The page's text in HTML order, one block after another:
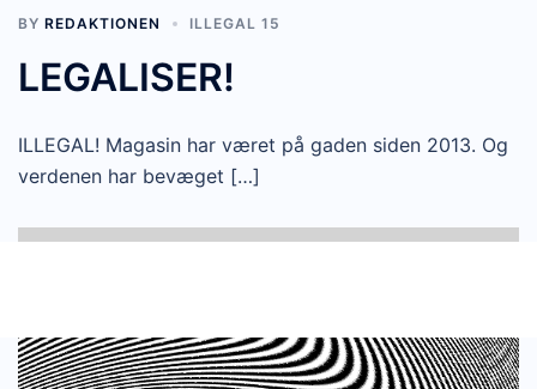
BY REDAKTIONEN ILLEGAL 15
LEGALISER!
ILLEGAL! Magasin har været på gaden siden 2013. Og
verdenen har bevæget […]